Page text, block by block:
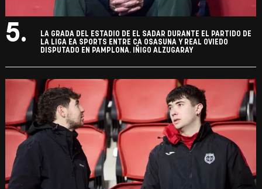
5.
LA GRADA DEL ESTADIO DE EL SADAR DURANTE EL PARTIDO DE
LA LIGA EA SPORTS ENTRE CA OSASUNA Y REAL OVIEDO
DISPUTADO EN PAMPLONA. IÑIGO ALZUGARAY